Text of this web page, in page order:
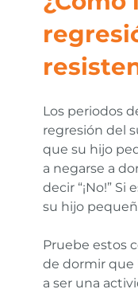
Los periodos
regresión del
que su hijo
a negarse a
decir “¡No!”
su hijo
Pruebe estos
de dormir que
a ser una